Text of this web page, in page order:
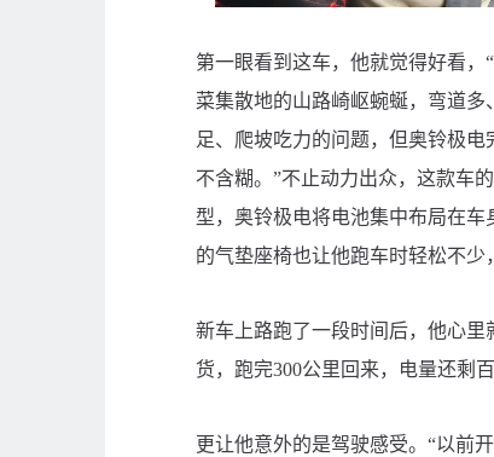
第一眼看到这车，他就觉得好看
菜集散地的山路崎岖蜿蜒，弯道
足、爬坡吃力的问题，但奥铃极
不含糊。”不止动力出众，这款车
型，奥铃极电将电池集中布局在
的气垫座椅也让他跑车时轻松不少
新车上路跑了一段时间后，他心
货，跑完300公里回来，电量还剩
更让他意外的是驾驶感受。“以前